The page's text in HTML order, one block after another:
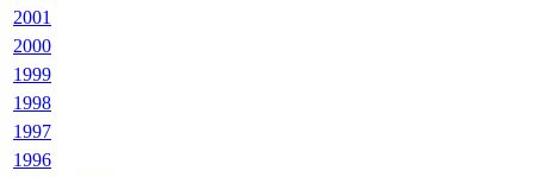
2001
2000
1999
1998
1997
1996